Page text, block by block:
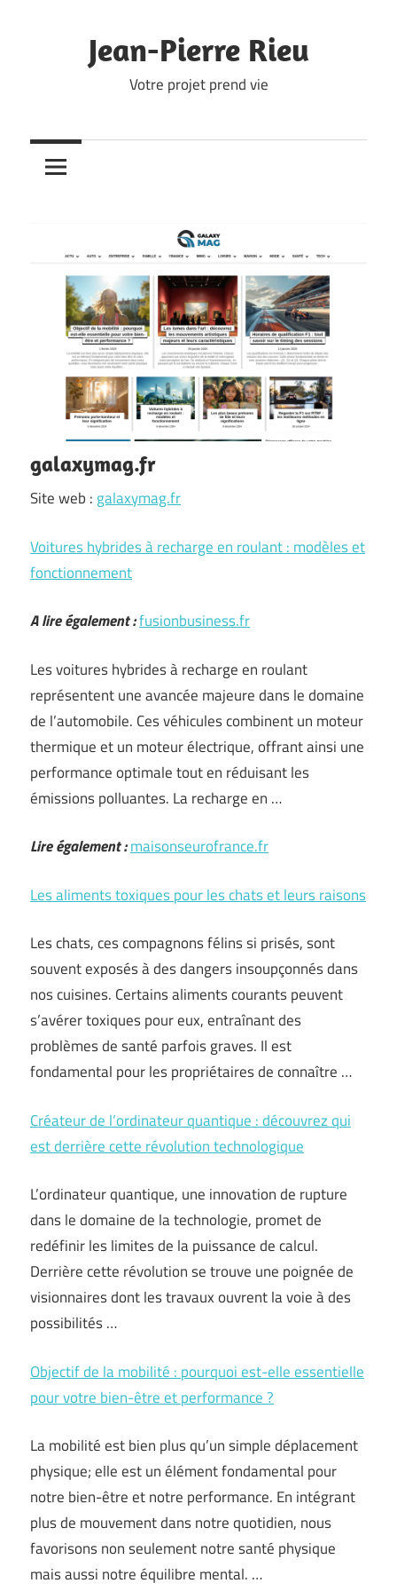
Jean-Pierre Rieu
Votre projet prend vie
galaxymag.fr
Site web : galaxymag.fr
Voitures hybrides à recharge en roulant : modèles et
fonctionnement
A lire également :fusionbusiness.fr
Les voitures hybrides à recharge en roulant
représentent une avancée majeure dans le domaine
de l’automobile. Ces véhicules combinent un moteur
thermique et un moteur électrique, offrant ainsi une
performance optimale tout en réduisant les
émissions polluantes. La recharge en …
Lire également :maisonseurofrance.fr
Les aliments toxiques pour les chats et leurs raisons
Les chats, ces compagnons félins si prisés, sont
souvent exposés à des dangers insoupçonnés dans
nos cuisines. Certains aliments courants peuvent
s’avérer toxiques pour eux, entraînant des
problèmes de santé parfois graves. Il est
fondamental pour les propriétaires de connaître …
Créateur de l’ordinateur quantique : découvrez qui
est derrière cette révolution technologique
L’ordinateur quantique, une innovation de rupture
dans le domaine de la technologie, promet de
redéfinir les limites de la puissance de calcul.
Derrière cette révolution se trouve une poignée de
visionnaires dont les travaux ouvrent la voie à des
possibilités …
Objectif de la mobilité : pourquoi est-elle essentielle
pour votre bien-être et performance ?
La mobilité est bien plus qu’un simple déplacement
physique; elle est un élément fondamental pour
notre bien-être et notre performance. En intégrant
plus de mouvement dans notre quotidien, nous
favorisons non seulement notre santé physique
mais aussi notre équilibre mental. …